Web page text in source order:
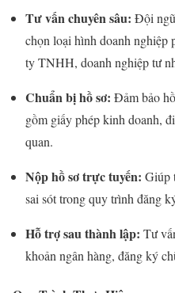
Tư vấn chuyên sâu: Đội
chọn loại hình doanh nghiệp
ty TNHH, doanh nghiệp tư
Chuẩn bị hồ sơ: Đảm bảo
gồm giấy phép kinh doanh,
quan.
Nộp hồ sơ trực tuyến: Giúp
sai sót trong quy trình đăng
Hỗ trợ sau thành lập: Tư
khoản ngân hàng, đăng ký